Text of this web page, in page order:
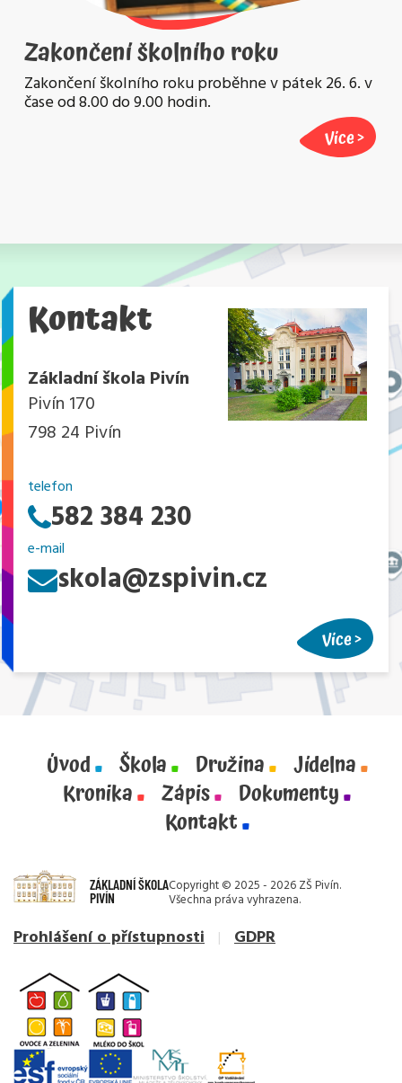
Zakončení školního roku
Zakončení školního roku proběhne v pátek 26. 6. v
čase od 8.00 do 9.00 hodin.
Více
Kontakt
Základní škola Pivín
Pivín 170
798 24 Pivín
telefon
582 384 230
e-mail
skola@zspivin.cz
Více
Úvod Škola Družina
Jídelna
Kronika
Zápis
Dokumenty
Kontakt
ZÁKLADNÍ ŠKOLA
PIVÍN
Copyright © 2025 - 2026 ZŠ Pivín.
Všechna práva vyhrazena.
Prohlášení o přístupnosti GDPR